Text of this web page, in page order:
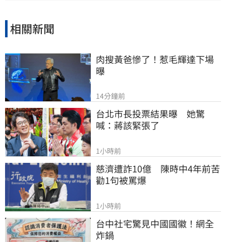
相關新聞
肉搜黃爸慘了！惹毛輝達下場
曝
14分鐘前
台北市長投票結果曝　她驚
喊：蔣該緊張了
1小時前
慈濟遭詐10億　陳時中4年前苦
勸1句被罵爆
1小時前
台中社宅驚見中國國徽！網全
炸鍋